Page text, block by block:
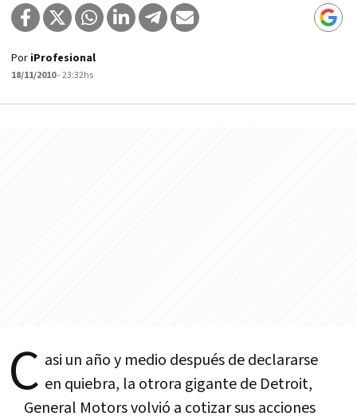
Por iProfesional
18/11/2010- 23:32hs
C asi un año y medio después de declararse
en quiebra, la otrora gigante de Detroit,
General Motors volvió a cotizar sus acciones